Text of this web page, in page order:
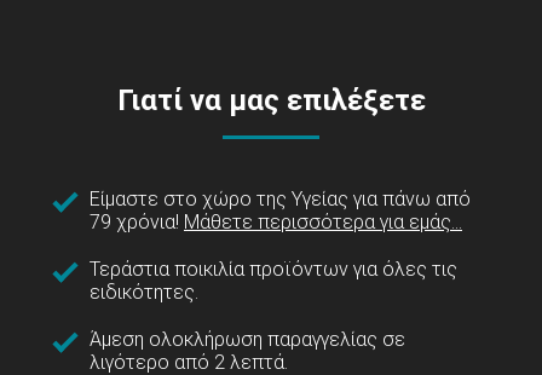
Γιατί να μας επιλέξετε
Είμαστε στο χώρο της Υγείας για πάνω από
79 χρόνια! Μάθετε περισσότερα για εμάς...
Τεράστια ποικιλία προϊόντων για όλες τις
ειδικότητες.
Άμεση ολοκλήρωση παραγγελίας σε
λιγότερο από 2 λεπτά.